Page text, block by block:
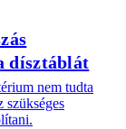
dísztáblát
nem tudta
szükséges